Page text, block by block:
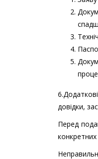
довідки,
Перед